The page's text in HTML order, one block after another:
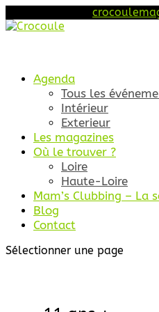
Agenda
Tous les
Intérieur
Exterieur
Les magazines
Où le trouver ?
Loire
Haute-Loire
Mam’s Clubbing – La
Blog
Contact
Sélectionner une page